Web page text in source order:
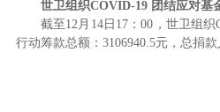
世卫组织COVID-19 团结应对基
截至12月14日17：00，世卫组
行动筹款总额：3106940.5元，总捐款